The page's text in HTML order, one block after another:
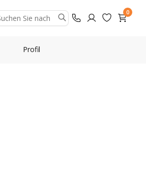
0
Profil